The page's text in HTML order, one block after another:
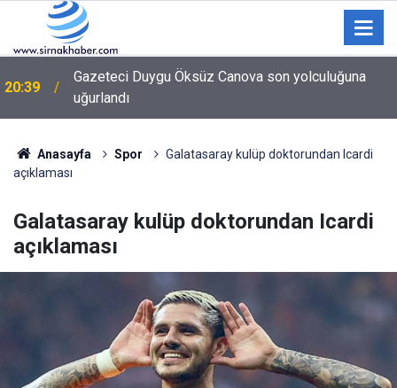
20:21
Hayırsever İş İnsanı Şerif Selçuk’tan Cizre Devlet
Hastanesine Ziyaret
Anasayfa Spor
Galatasaray kulüp doktorundan Icardi
açıklaması
Galatasaray kulüp doktorundan Icardi
açıklaması